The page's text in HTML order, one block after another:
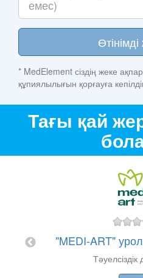
* MedElement сіздің жеке
құпиялылығын қорғауға
Тағы қай
"MEDI-ART"